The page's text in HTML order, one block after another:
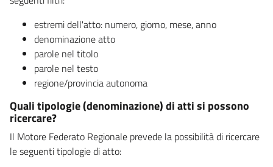
estremi dell'atto: numero, giorno, mese, anno
denominazione atto
parole nel titolo
parole nel testo
regione/provincia autonoma
Quali tipologie (denominazione) di atti si possono
ricercare?
Il Motore Federato Regionale prevede la possibilità di ricercare
le seguenti tipologie di atto: